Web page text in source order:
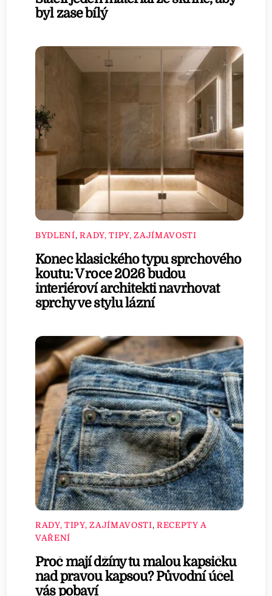
byl zase bílý
BYDLENÍ,RADY, TIPY, ZAJÍMAVOSTI
Konec klasického typu sprchového
koutu: V roce 2026 budou
interiéroví architekti navrhovat
sprchy ve stylu lázní
RADY, TIPY, ZAJÍMAVOSTI, RECEPTY A
VAŘENÍ
Proč mají džíny tu malou kapsičku
nad pravou kapsou? Původní účel
vás pobaví